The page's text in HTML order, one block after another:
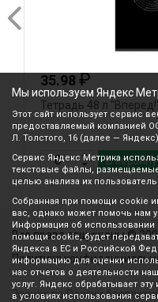
35.98₽
Тетрадь 48 л
В корзину
Все права защищены ©
Политика
Звонок по России
Мы используем Яндекс
Этот сайт использует сервис
предоставляемый компанией
Л. Толстого, 16 (далее —
Сервис Яндекс Метрика
текстовые файлы,
целью анализа их
Собранная при помощи cookie
вас, однако может помочь нам
Информация об использовании
помощи cookie, будет
Яндекса в ЕС и Российской
информацию для оценки
нас отчетов о деятельности
услуг. Яндекс обрабатывает
в условиях использования